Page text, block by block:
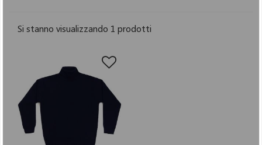
Si stanno visualizzando 1 prodotti